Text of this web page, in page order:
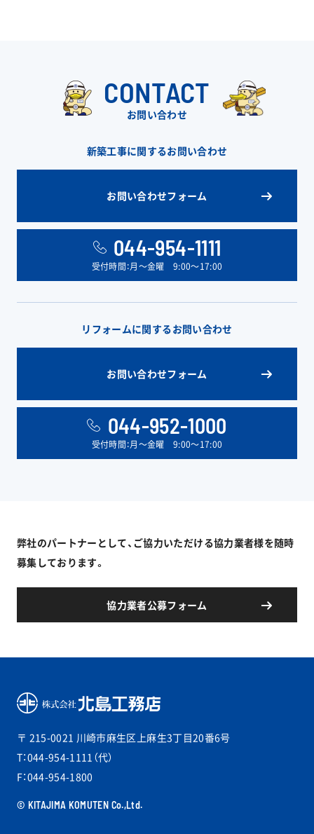
CONTACT
お問い合わせ
新築工事に関するお問い合わせ
お問い合わせフォーム
044-954-1111
受付時間：月〜金曜 9:00〜17:00
リフォームに関するお問い合わせ
お問い合わせフォーム
044-952-1000
受付時間：月〜金曜 9:00〜17:00
弊社のパートナーとして、ご協力いただける協力業者様を随時
募集しております。
協力業者公募フォーム
〒 215-0021 川崎市麻生区上麻生3丁目20番6号
T：044-954-1111（代）
F：044-954-1800
© KITAJIMA KOMUTEN Co.,Ltd.